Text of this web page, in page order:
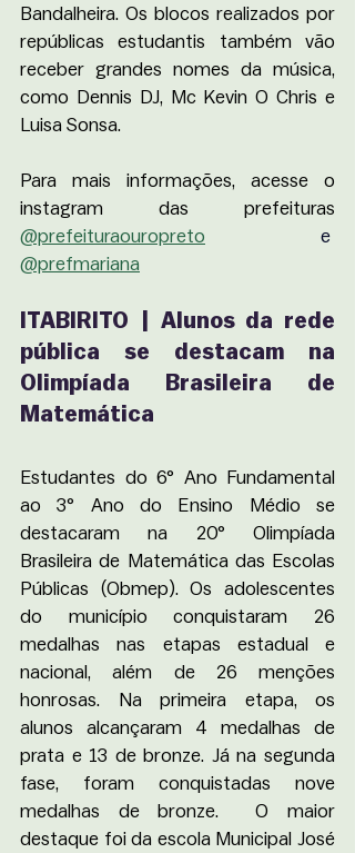
Bandalheira. Os blocos realizados por
repúblicas estudantis também vão
receber grandes nomes da música,
como Dennis DJ, Mc Kevin O Chris e
Luisa Sonsa.
Para mais informações, acesse o
@prefeituraouropreto e
@prefmariana
ITABIRITO | Alunos da rede
pública se destacam na
Olimpíada Brasileira de
Matemática
Estudantes do 6° Ano Fundamental
ao 3° Ano do Ensino Médio se
destacaram na 20° Olimpíada
Brasileira de Matemática das Escolas
Públicas (Obmep). Os adolescentes
do município conquistaram 26
medalhas nas etapas estadual e
nacional, além de 26 menções
honrosas. Na primeira etapa, os
alunos alcançaram 4 medalhas de
prata e 13 de bronze. Já na segunda
fase, foram conquistadas nove
medalhas de bronze.  O maior
destaque foi da escola Municipal José